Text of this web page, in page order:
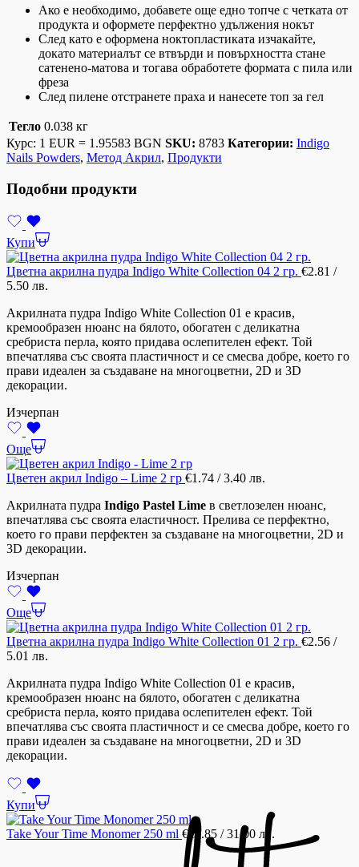
Ако е необходимо, добавете още едно топче с четката от
продукта и оформете перфектно удължения нокът
След като е оформена ноктопластиката изчакайте,
докато материалът се втвърди и повърхността стане
сатенено-матова и тогава обработете формата с пила или
фреза
След пилене отстранете праха и нанесете топ за гел
Тегло 0.038 кг
Курс: 1 EUR = 1.95583 BGN SKU: 8783 Категории: Indigo
Nails Powders, Метод Акрил, Продукти
Подобни продукти
Купи
Цветна акрилна пудра Indigo White Collection 04 2 гр. €2.81 /
5.50 лв.
Акрилната пудра Indigo White Collection 01 е красив,
кремообразен нюанс на бялото, обогатен с деликатна
сребриста перла, която придава ослепителен ефект. Той
впечатлява със своята пластичност и се смесва добре, което го
прави идеален за създаване на многоцветни, 2D и 3D
декорации.
Изчерпан
Още
Цветен акрил Indigo – Lime 2 гр €1.74 / 3.40 лв.
Акрилната пудра Indigo Pastel Lime в светлозелен нюанс,
впечатлява със своята еластичност. Прелива се перфектно,
което го прави перфектен за създаване на многоцветни, 2D и
3D декорации.
Изчерпан
Още
Цветна акрилна пудра Indigo White Collection 01 2 гр. €2.56 /
5.01 лв.
Акрилната пудра Indigo White Collection 01 е красив,
кремообразен нюанс на бялото, обогатен с деликатна
сребриста перла, която придава ослепителен ефект. Той
впечатлява със своята пластичност и се смесва добре, което го
прави идеален за създаване на многоцветни, 2D и 3D
декорации.
Купи
Take Your Time Monomer 250 ml € 15.85 / 31.00 лв.